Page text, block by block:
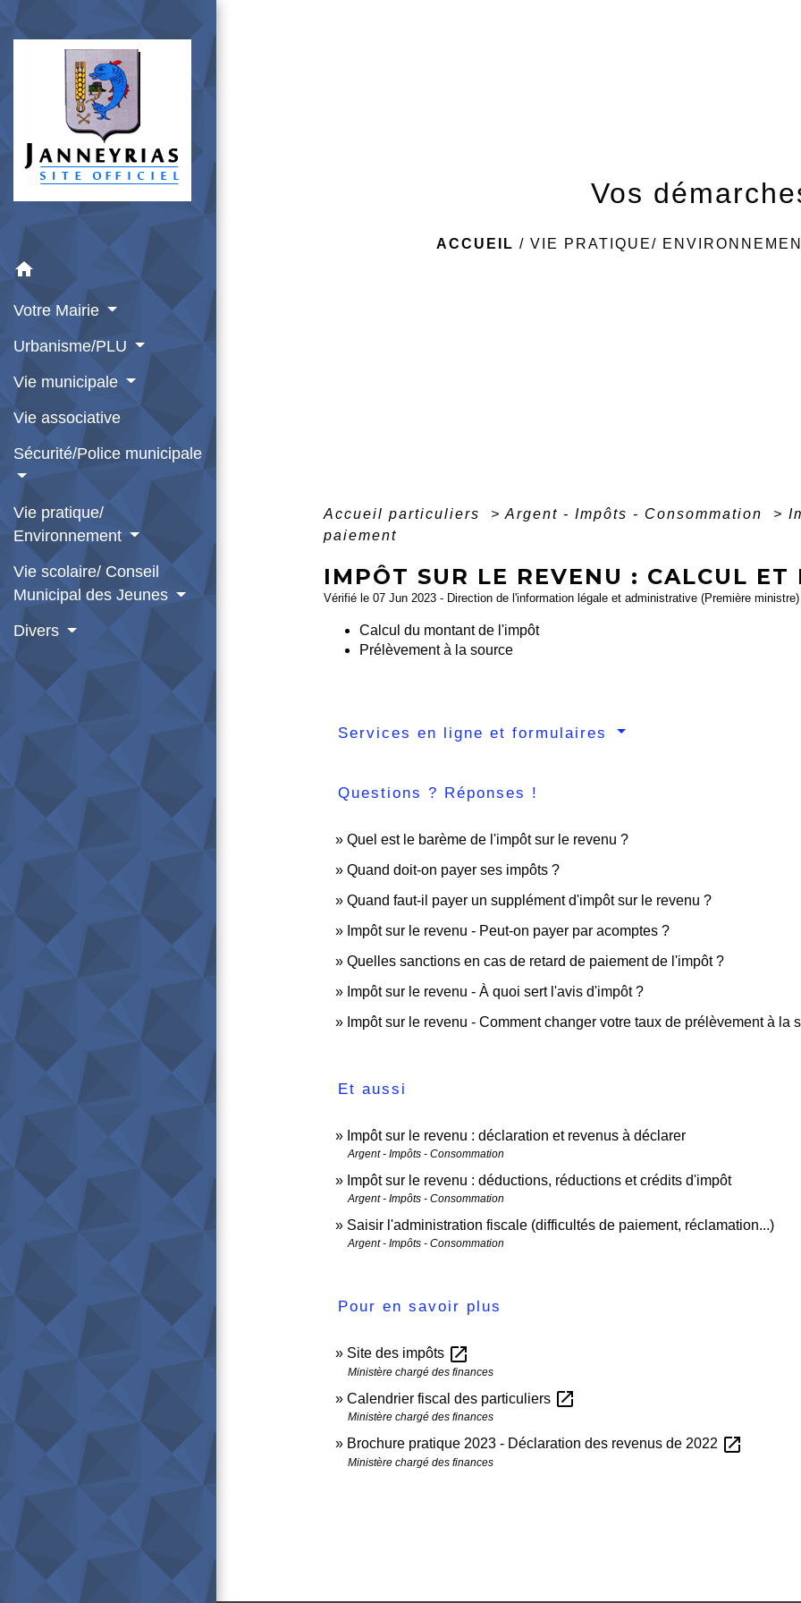
home
Votre Mairie
Urbanisme/PLU
Vie municipale
Vie associative
Sécurité/Police municipale
Vie pratique/
Environnement
Vie scolaire/ Conseil
Municipal des Jeunes
Divers
Vos
ACCUEIL /VIE PRATIQUE/
Accueil particuliers > Argent - Impôts - Consommation >
paiement
IMPÔT SUR LE REVENU : CALCUL ET
Vérifié le 07 Jun 2023 - Direction de l'information légale et administrative (Première ministre)
Calcul du montant de l'impôt
Prélèvement à la source
Services en ligne et formulaires
Questions ? Réponses !
Quel est le barème de l'impôt sur le revenu ?
Quand doit-on payer ses impôts ?
Quand faut-il payer un supplément d'impôt sur le revenu ?
Impôt sur le revenu - Peut-on payer par acomptes ?
Quelles sanctions en cas de retard de paiement de l'impôt ?
Impôt sur le revenu - À quoi sert l'avis d'impôt ?
Impôt sur le revenu - Comment changer votre taux de prélèvement à la
Et aussi
Impôt sur le revenu : déclaration et revenus à déclarer
Argent - Impôts - Consommation
Impôt sur le revenu : déductions, réductions et crédits d'impôt
Argent - Impôts - Consommation
Saisir l'administration fiscale (difficultés de paiement, réclamation...)
Argent - Impôts - Consommation
Pour en savoir plus
Site des impôts open_in_new
Ministère chargé des finances
Calendrier fiscal des particuliers open_in_new
Ministère chargé des finances
Brochure pratique 2023 - Déclaration des revenus de 2022 open_in_new
Ministère chargé des finances